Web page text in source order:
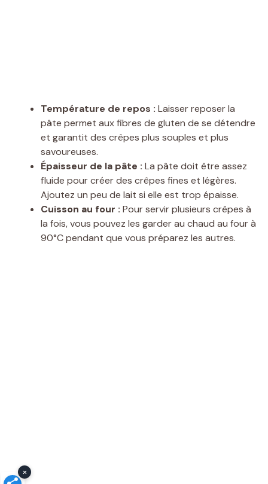
Température de repos : Laisser reposer la
pâte permet aux fibres de gluten de se détendre
et garantit des crêpes plus souples et plus
savoureuses.
Épaisseur de la pâte : La pâte doit être assez
fluide pour créer des crêpes fines et légères.
Ajoutez un peu de lait si elle est trop épaisse.
Cuisson au four : Pour servir plusieurs crêpes à
la fois, vous pouvez les garder au chaud au four à
90°C pendant que vous préparez les autres.
×